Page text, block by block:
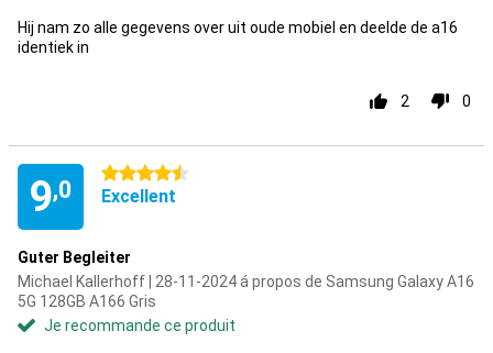
Hij nam zo alle gegevens over uit oude mobiel en deelde de a16
identiek in
2 0
9,0
4.5 étoiles
Excellent
Guter Begleiter
Michael Kallerhoff | 28-11-2024 á propos de Samsung Galaxy A16
5G 128GB A166 Gris
Je recommande ce produit